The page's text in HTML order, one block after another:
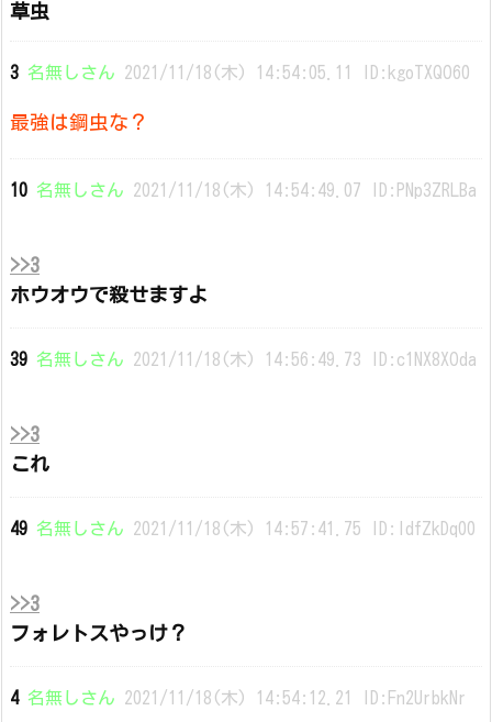
草虫
3 名無しさん 2021/11/18(木) 14:54:05.11 ID:kgoTXQO60
最強は鋼虫な？
10 名無しさん 2021/11/18(木) 14:54:49.07 ID:PNp3ZRLBa
>>3
ホウオウで殺せますよ
39 名無しさん 2021/11/18(木) 14:56:49.73 ID:c1NX8XOda
>>3
これ
49 名無しさん 2021/11/18(木) 14:57:41.75 ID:ldfZkDq00
>>3
フォレトスやっけ？
4 名無しさん 2021/11/18(木) 14:54:12.21 ID:Fn2UrbkNr